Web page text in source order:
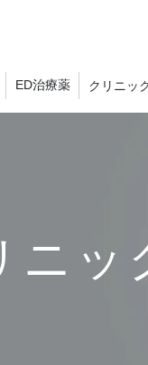
ED治療薬 クリニッ
ニッ